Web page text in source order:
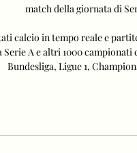
match della giornata di
calcio in tempo reale e
A e altri 1000 campionati
Bundesliga, Ligue 1,